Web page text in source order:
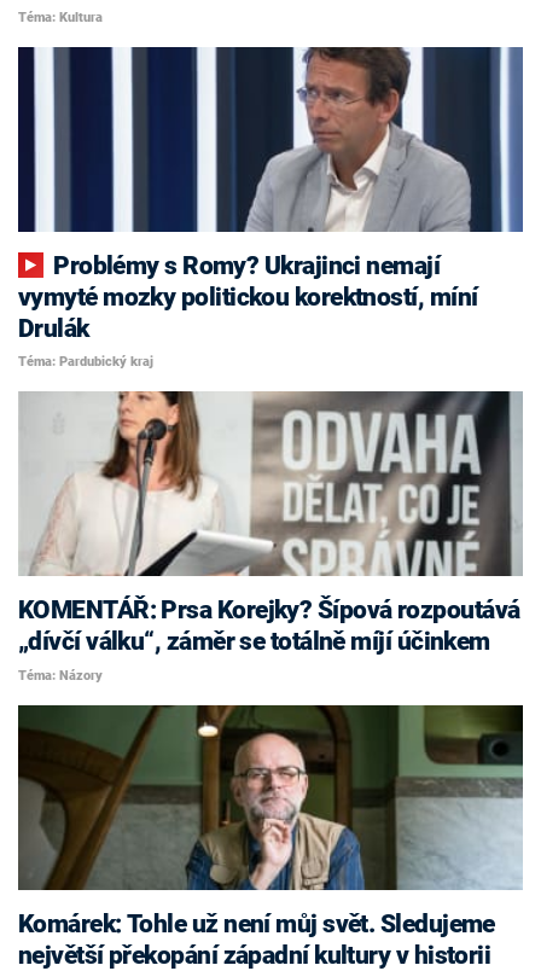
Téma: Kultura
vymyté mozky politickou korektností, míní
Drulák
Téma: Pardubický kraj
KOMENTÁŘ: Prsa Korejky? Šípová rozpoutává
„dívčí válku“, záměr se totálně míjí účinkem
Téma: Názory
Komárek: Tohle už není můj svět. Sledujeme
největší překopání západní kultury v historii